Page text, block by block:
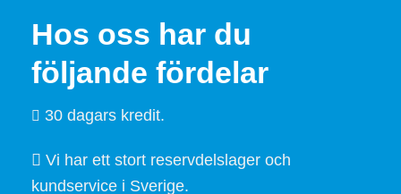
Hos oss har du
följande fördelar
30 dagars kredit.
Vi har ett stort reservdelslager och
kundservice i Sverige.